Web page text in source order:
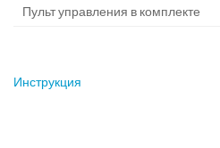
Пульт управления в комплекте
Инструкция